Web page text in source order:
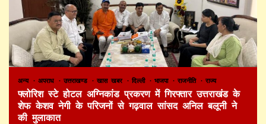
अन्य अपराध उत्तराखण्ड खास खबर दिल्ली भाजपा राजनीति राज्य
फ्लोरिश स्टे होटल अग्निकांड प्रकरण में गिरफ्तार उत्तराखंड के
शेफ केशव नेगी के परिजनों से गढ़वाल सांसद अनिल बलूनी ने
की मुलाकात